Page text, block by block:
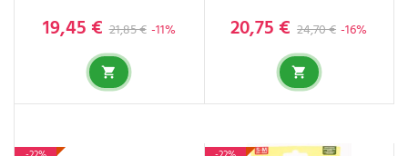
Precio base
21,85 € -11%
Precio
19,45 € Precio base
24,70 € -16%
Precio
20,75 €